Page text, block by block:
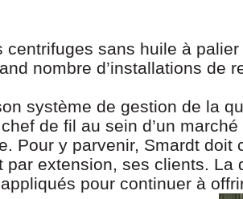
sans huile à
nombre d’installations de
système de gestion de la
de fil au sein d’un
Pour y parvenir, Smardt doit
extension, ses clients. La
pour continuer à